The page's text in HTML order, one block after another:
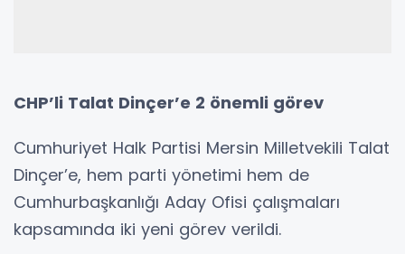
CHP’li Talat Dinçer’e 2 önemli görev
Cumhuriyet Halk Partisi Mersin Milletvekili Talat
Dinçer’e, hem parti yönetimi hem de
Cumhurbaşkanlığı Aday Ofisi çalışmaları
kapsamında iki yeni görev verildi.